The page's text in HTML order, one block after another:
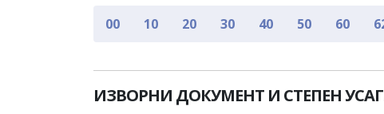
00 10 20 30 40 50 60
ИЗВОРНИ ДОКУМЕНТ И СТЕПЕН